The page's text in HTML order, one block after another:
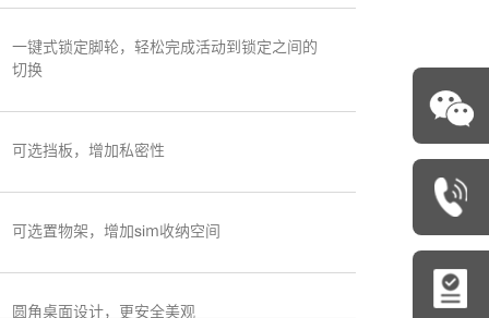
一键式锁定脚轮，轻松完成活动到锁定之间的
切换
可选挡板，增加私密性
可选置物架，增加sim收纳空间
圆角桌面设计，更安全美观